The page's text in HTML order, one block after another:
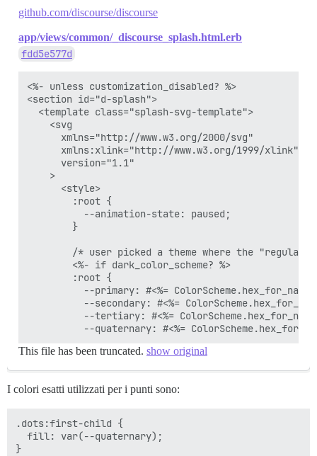
github.com/discourse/discourse
app/views/common/_discourse_splash.html.erb
fdd5e577d
<%- unless customization_disabled? %>
<section id="d-splash">
  <template class="splash-svg-template">
    <svg
      xmlns="http://www.w3.org/2000/svg"
      xmlns:xlink="http://www.w3.org/1999/xlink"
      version="1.1"
    >
      <style>
        :root {
          --animation-state: paused;
        }
/* user picked a theme where the "regular"
        <%- if dark_color_scheme? %>
        :root {
--primary: #<%=
--secondary: #<%=
--tertiary: #<%=
This file has been truncated. show original
I colori esatti utilizzati per i punti sono:
.dots:first-child {
  fill: var(--quaternary);
}